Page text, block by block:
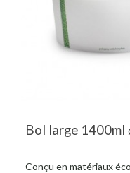
Bol large 1400ml
Conçu en matériaux